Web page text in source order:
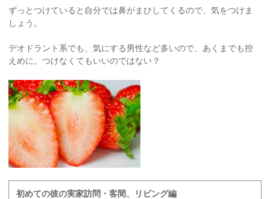
ずっとつけていると自分では鼻がまひしてくるので、気をつけま
しょう。
デオドラント系でも、気にする男性など多いので、あくまでも控
えめに。つけなくてもいいのではない？
初めての彼の実家訪問・客間、リビング編